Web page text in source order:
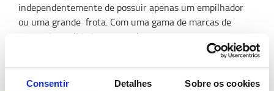
Consentir Detalhes Sobre os cookies
independentemente de possuir apenas um empilhador
ou uma grande frota. Com uma gama de marcas de
pneus de qualidade para qualquer orçamento ou